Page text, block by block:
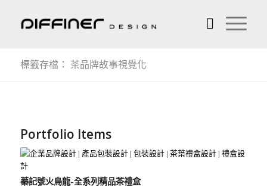
標籤存檔： 茶品牌故事視覺化
Portfolio Items
蓁記號火烏龍-全系列精品茶禮盒